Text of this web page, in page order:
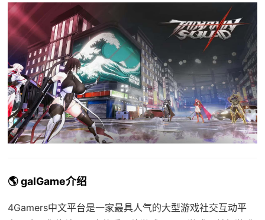
🌎 galGame介绍
4Gamers中文平台是一家最具人气的大型游戏社交互动平